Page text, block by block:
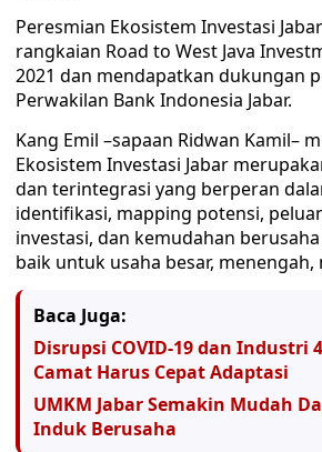
Peresmian Ekosistem Investasi
rangkaian Road to West Java
2021 dan mendapatkan dukungan
Perwakilan Bank Indonesia Jabar.
Kang Emil –sapaan Ridwan Kamil–
Ekosistem Investasi Jabar
dan terintegrasi yang berperan
identifikasi, mapping potensi,
investasi, dan kemudahan
baik untuk usaha besar, menengah,
Baca Juga:
Disrupsi COVID-19 dan Industri
Camat Harus Cepat Adaptasi
UMKM Jabar Semakin Mudah
Induk Berusaha